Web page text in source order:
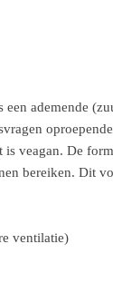
een ademende
is veagan. De
bereiken. Dit
ventilatie)